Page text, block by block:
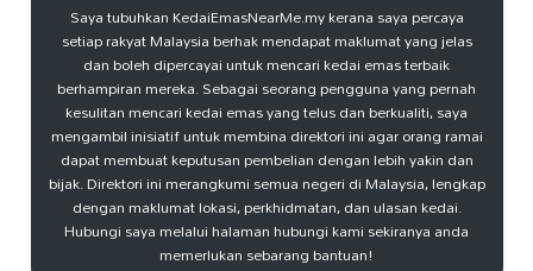
Saya tubuhkan KedaiEmasNearMe.my kerana saya percaya
setiap rakyat Malaysia berhak mendapat maklumat yang jelas
dan boleh dipercayai untuk mencari kedai emas terbaik
berhampiran mereka. Sebagai seorang pengguna yang pernah
kesulitan mencari kedai emas yang telus dan berkualiti, saya
mengambil inisiatif untuk membina direktori ini agar orang ramai
dapat membuat keputusan pembelian dengan lebih yakin dan
bijak. Direktori ini merangkumi semua negeri di Malaysia, lengkap
dengan maklumat lokasi, perkhidmatan, dan ulasan kedai.
Hubungi saya melalui halaman hubungi kami sekiranya anda
memerlukan sebarang bantuan!